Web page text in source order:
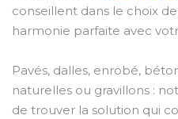
conseillent dans le choix
harmonie parfaite avec
Pavés, dalles, enrobé,
naturelles ou gravillons :
de trouver la solution qui